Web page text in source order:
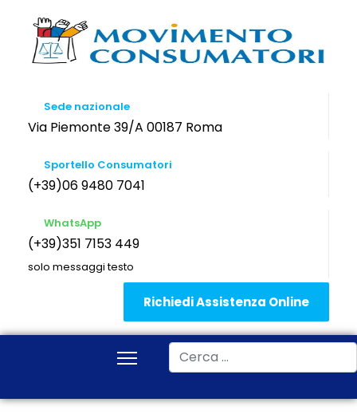
Sede nazionale
Via Piemonte 39/A 00187 Roma
Sportello Consumatori
(+39)06 9480 7041
WhatsApp
(+39)351 7153 449
solo messaggi testo
Richiedi Assistenza Online
Cerca